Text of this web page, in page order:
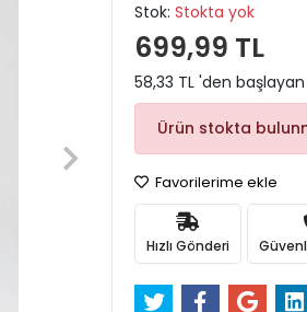
Stok: Stokta yok
699,99 TL
58,33 TL 'den
Ürün stokta
Favorilerime ekle
Hızlı Gönderi